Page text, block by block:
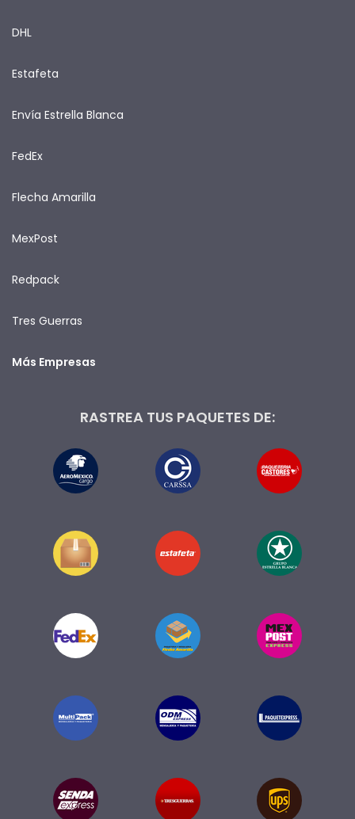
DHL
Estafeta
Envía Estrella Blanca
FedEx
Flecha Amarilla
MexPost
Redpack
Tres Guerras
Más Empresas
RASTREA TUS PAQUETES DE: